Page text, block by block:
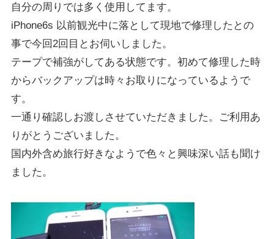
自分の周りでは多く使用してます。
iPhone6s 以前観光中に落として現地で修理したとの
事で今回2回目とお伺いしました。
テープで補強がしてある状態です。初めて修理した時
からバックアップは時々お取りになっているようで
す。
一通り確認しお渡しさせていただきました。ご利用あ
りがとうございました。
国内外含め旅行好きなようで色々と興味深い話も聞け
ました。